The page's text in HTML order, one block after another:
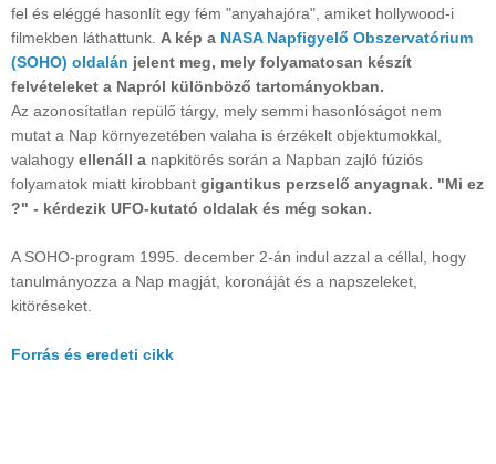
fel és eléggé hasonlít egy fém "anyahajóra", amiket hollywood-i
filmekben láthattunk. A kép a NASA Napfigyelő Obszervatórium
(SOHO) oldalán jelent meg, mely folyamatosan készít
felvételeket a Napról különböző tartományokban.
Az azonosítatlan repülő tárgy, mely semmi hasonlóságot nem
mutat a Nap környezetében valaha is érzékelt objektumokkal,
valahogy ellenáll a napkitörés során a Napban zajló fúziós
folyamatok miatt kirobbant gigantikus perzselő anyagnak. "Mi ez
?" - kérdezik UFO-kutató oldalak és még sokan.
A SOHO-program 1995. december 2-án indul azzal a céllal, hogy
tanulmányozza a Nap magját, koronáját és a napszeleket,
kitöréseket.
Forrás és eredeti cikk